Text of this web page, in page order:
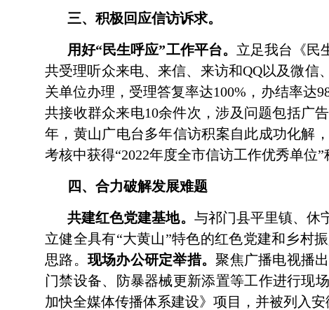
三、积极回应信访诉求。
用好“民生呼应”工作平台。 立足我台《民
共受理听众来电、来信、来访和QQ以及微信
关单位办理，受理答复率达100%，办结率达
共接收群众来电10余件次，涉及问题包括广
年，黄山广电台多年信访积案自此成功化解
考核中获得“2022年度全市信访工作优秀单位”
四、合力破解发展难题
共建红色党建基地。 与祁门县平里镇、休
立健全具有“大黄山”特色的红色党建和乡
思路。现场办公研定举措。聚焦广播电视播
门禁设备、防暴器械更新添置等工作进行现
加快全媒体传播体系建设》项目，并被列入安